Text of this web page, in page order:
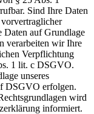
Sind Ihre Daten
Daten auf Grundlage
verarbeiten wir Ihre
Verpflichtung
1 lit. c DSGVO.
unseres
DSGVO erfolgen.
wird
informiert.